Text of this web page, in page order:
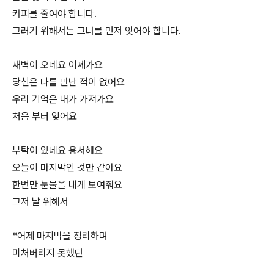
커피를 줄여야 합니다.
그러기 위해서는 그녀를 먼저 잊어야 합니다.
새벽이 오네요 이제가요
당신은 나를 만난 적이 없어요
우리 기억은 내가 가져가요
처음 부터 잊어요
부탁이 있네요 용서해요
오늘이 마지막인 것만 같아요
한번만 눈물을 내게 보여줘요
그저 날 위해서
*어제 마지막을 정리하며
미처버리지 못했던